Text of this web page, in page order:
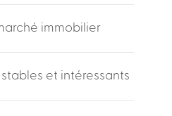
immobilier
stables et intéressants